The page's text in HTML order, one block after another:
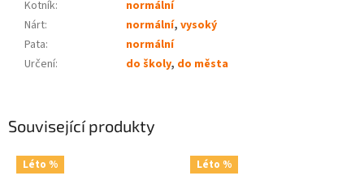
Související produkty
Léto % Léto %
Kotník:
normální
Nárt: normální, vysoký
Pata:
normální
Určení: do školy, do města